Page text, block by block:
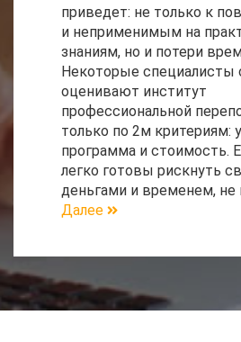
приведет: не только к
и неприменимым на
знаниям, но и потери
Некоторые специалисты
оценивают институт
профессиональной
только по 2м критериям:
программа и стоимость.
легко готовы рискнуть
деньгами и временем, не
Далее